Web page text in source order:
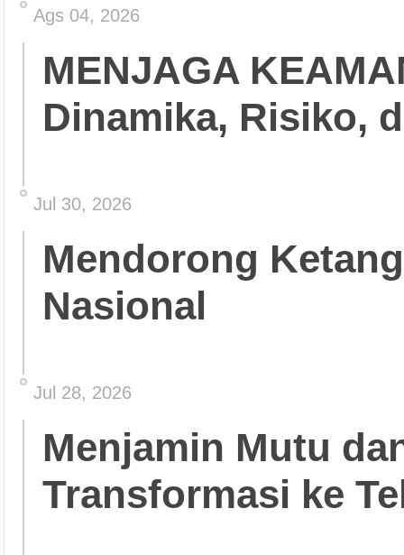
Ags 04, 2026
MENJAGA
Dinamika, Risiko,
Jul 30, 2026
Mendorong
Nasional
Jul 28, 2026
Menjamin Mutu
Transformasi ke